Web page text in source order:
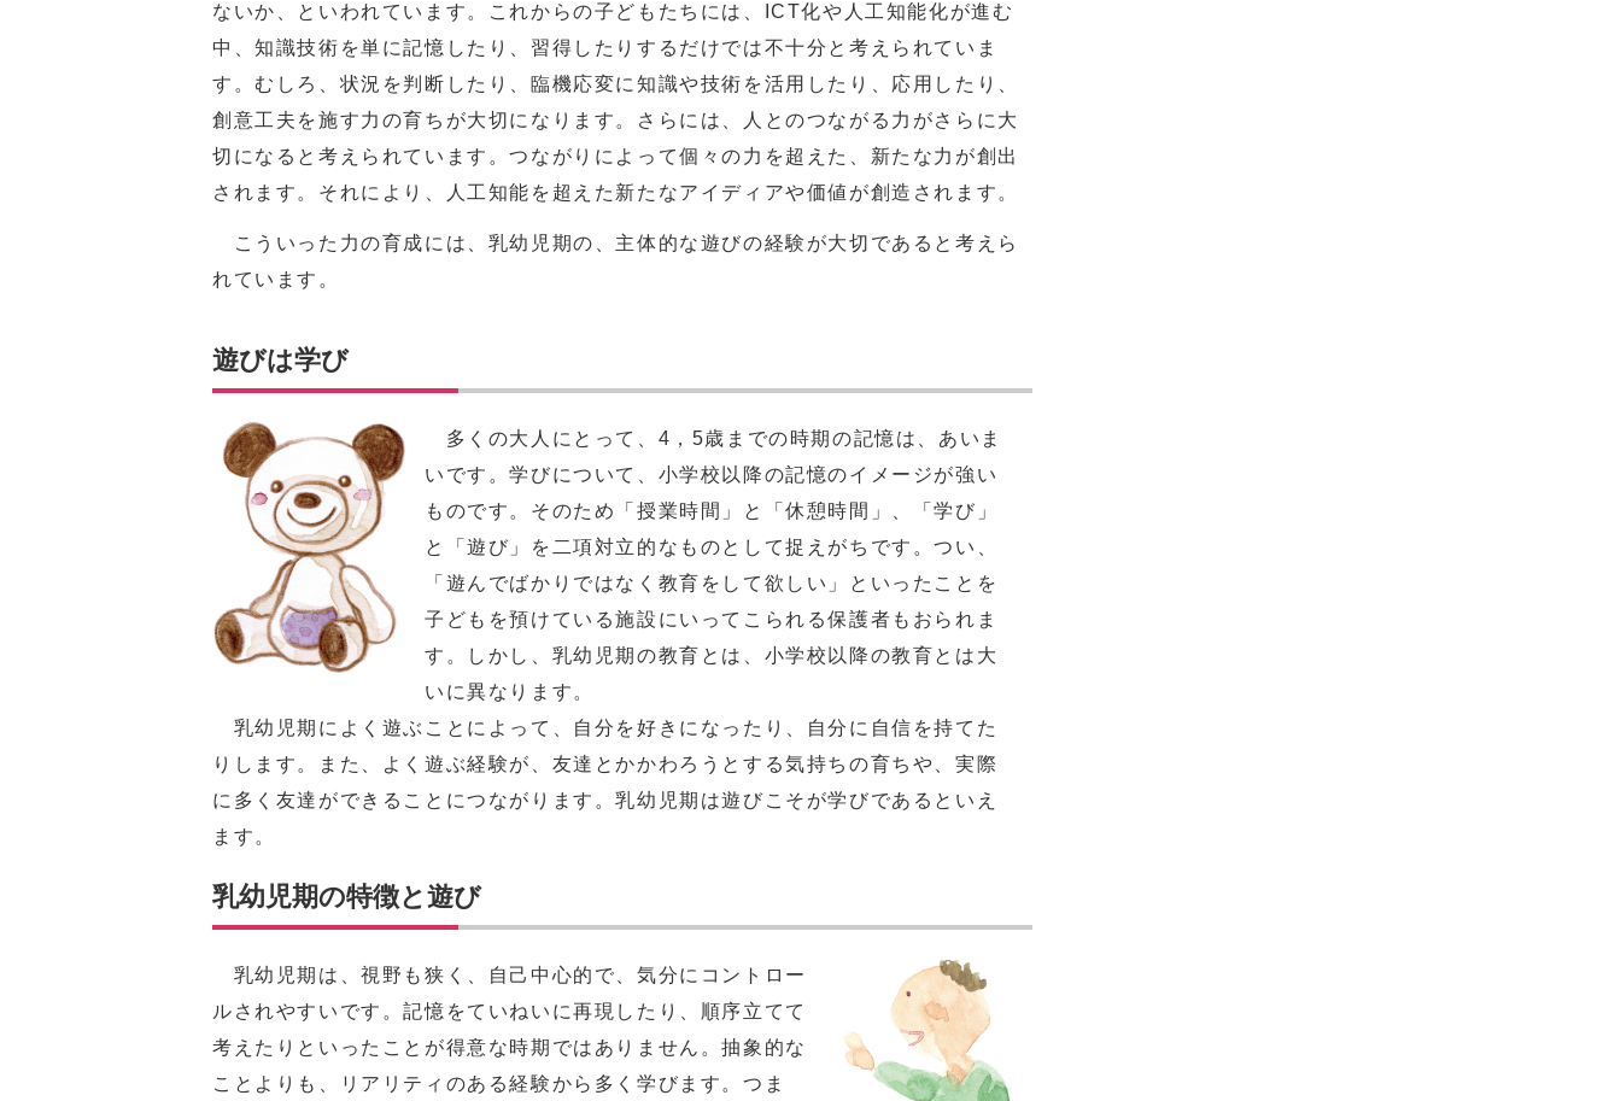
ないか、といわれています。これからの子どもたちには、ICT化や人工知能化が進む
中、知識技術を単に記憶したり、習得したりするだけでは不十分と考えられていま
す。むしろ、状況を判断したり、臨機応変に知識や技術を活用したり、応用したり、
創意工夫を施す力の育ちが大切になります。さらには、人とのつながる力がさらに大
切になると考えられています。つながりによって個々の力を超えた、新たな力が創出
されます。それにより、人工知能を超えた新たなアイディアや価値が創造されます。
こういった力の育成には、乳幼児期の、主体的な遊びの経験が大切であると考えら
れています。
遊びは学び
多くの大人にとって、4，5歳までの時期の記憶は、あいま
いです。学びについて、小学校以降の記憶のイメージが強い
ものです。そのため「授業時間」と「休憩時間」、「学び」
と「遊び」を二項対立的なものとして捉えがちです。つい、
「遊んでばかりではなく教育をして欲しい」といったことを
子どもを預けている施設にいってこられる保護者もおられま
す。しかし、乳幼児期の教育とは、小学校以降の教育とは大
いに異なります。
乳幼児期によく遊ぶことによって、自分を好きになったり、自分に自信を持てた
りします。また、よく遊ぶ経験が、友達とかかわろうとする気持ちの育ちや、実際
に多く友達ができることにつながります。乳幼児期は遊びこそが学びであるといえ
ます。
乳幼児期の特徴と遊び
乳幼児期は、視野も狭く、自己中心的で、気分にコントロー
ルされやすいです。記憶をていねいに再現したり、順序立てて
考えたりといったことが得意な時期ではありません。抽象的な
ことよりも、リアリティのある経験から多く学びます。つま